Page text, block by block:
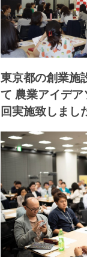
東京都の創業
て 農業アイデ
回実施致しまし